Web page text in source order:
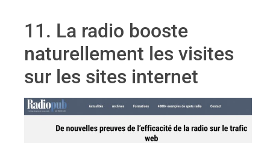
11. La radio booste
naturellement les visites
sur les sites internet